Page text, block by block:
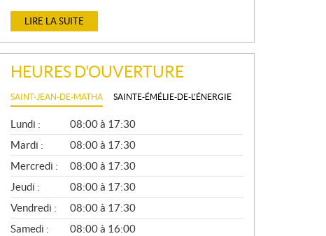
LIRE LA SUITE
HEURES D'OUVERTURE
SAINT-JEAN-DE-MATHA SAINTE-ÉMÉLIE-DE-L'ÉNERGIE
G
É
N
É
R
A
L
Lundi :
08:00 à 17:30
Mardi :
08:00 à 17:30
Mercredi :
08:00 à 17:30
Jeudi :
08:00 à 17:30
Vendredi :
08:00 à 17:30
Samedi :
08:00 à 16:00